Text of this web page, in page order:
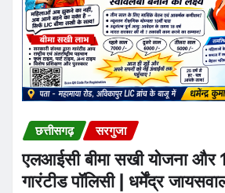
छत्तीसगढ़ सरगुजा
एलआईसी बीमा सखी योजना
गारंटीड पॉलिसी | धर्मेंद्र